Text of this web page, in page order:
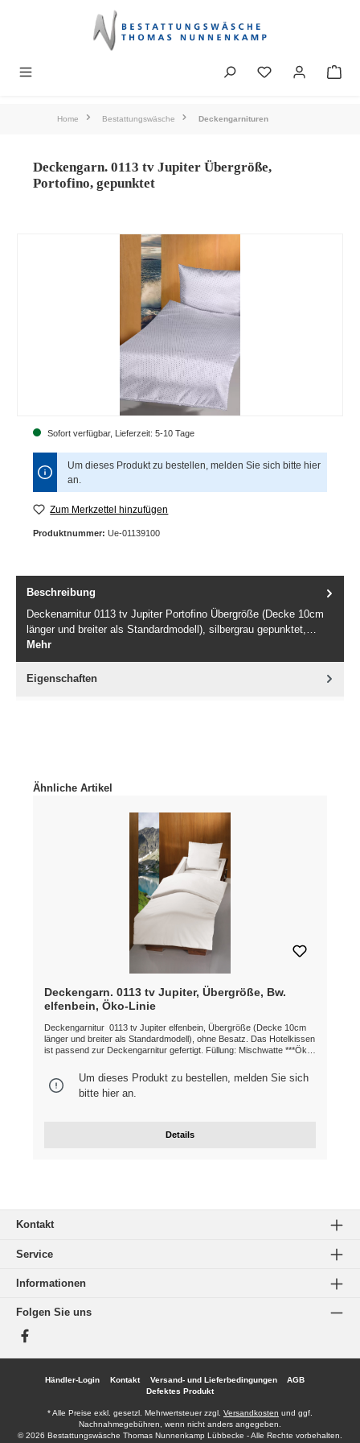
Home Bestattungswäsche Deckengarnituren
Deckengarn. 0113 tv Jupiter Übergröße,
Portofino, gepunktet
Sofort verfügbar, Lieferzeit: 5-10 Tage
Um dieses Produkt zu bestellen, melden Sie sich bittehier
an.
Zum Merkzettel hinzufügen
Produktnummer: Ue-01139100
Beschreibung
Deckenarnitur 0113 tv Jupiter Portofino Übergröße (Decke 10cm
länger und breiter als Standardmodell), silbergrau gepunktet,…
Mehr
Eigenschaften
Produktgalerie überspringen
Ähnliche Artikel
Deckengarn. 0113 tv Jupiter, Übergröße, Bw.
elfenbein, Öko-Linie
Deckengarnitur 0113 tv Jupiter elfenbein, Übergröße (Decke 10cm
länger und breiter als Standardmodell), ohne Besatz. Das Hotelkissen
ist passend zur Deckengarnitur gefertigt. Füllung: Mischwatte ***Öko-
Musterabweichungen möglich.
Um dieses Produkt zu bestellen, melden Sie sich
bitte hieran.
Details
Kontakt
Service
Informationen
Folgen Sie uns
Facebook
Händler-Login Kontakt Versand- und Lieferbedingungen
AGB
Defektes Produkt
* Alle Preise exkl. gesetzl. Mehrwertsteuer zzgl. Versandkosten und ggf.
Nachnahmegebühren, wenn nicht anders angegeben.
© 2026 Bestattungswäsche Thomas Nunnenkamp Lübbecke - Alle Rechte vorbehalten.